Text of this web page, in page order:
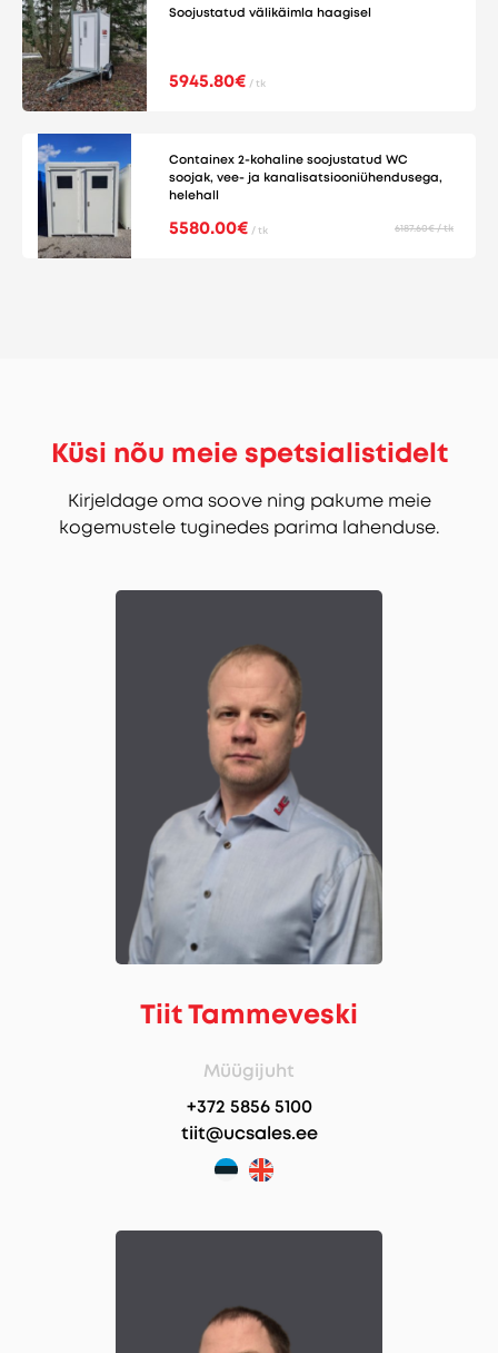
Soojustatud välikäimla haagisel
5945.80€ / tk
Containex 2-kohaline soojustatud WC
soojak, vee- ja kanalisatsiooniühendusega,
helehall
5580.00€ / tk 6187.60€ / tk
Küsi nõu meie spetsialistidelt
Kirjeldage oma soove ning pakume meie
kogemustele tuginedes parima lahenduse.
Tiit Tammeveski
Müügijuht
+372 5856 5100
tiit@ucsales.ee